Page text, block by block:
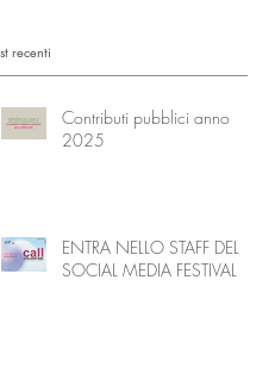
recenti
Contributi pubblici anno
2025
ENTRA NELLO STAFF DEL
SOCIAL MEDIA FESTIVAL